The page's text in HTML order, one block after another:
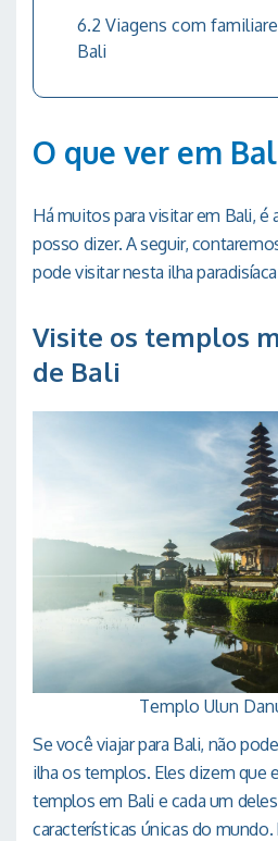
Viagens com
Bali
O que ver em
Há muitos para visitar em Bali, é
posso dizer. A seguir,
pode visitar nesta ilha
Visite os templos
de Bali
Templo Ulun
Se você viajar para Bali, não
ilha os templos. Eles dizem que
templos em Bali e cada um
características únicas do